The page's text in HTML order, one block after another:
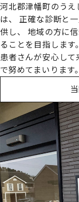
河北郡津幡町のう
は、
正確な診断と
供し、
地域の方に
ることを目指します。
患者さんが安心し
で努めてまいります。